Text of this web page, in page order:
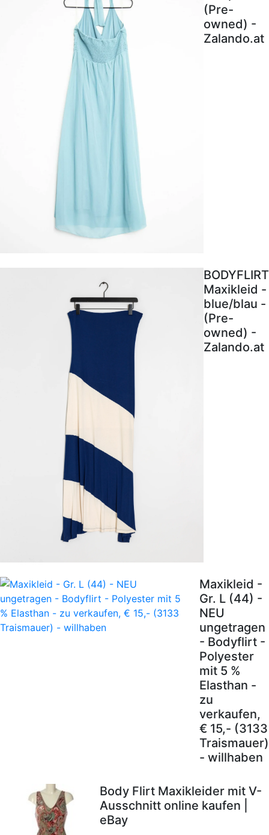
(Pre-
owned) -
Zalando.at
BODYFLIRT
Maxikleid -
blue/blau -
(Pre-
owned) -
Zalando.at
Maxikleid -
Gr. L (44) -
NEU
ungetragen
- Bodyflirt -
Polyester
mit 5 %
Elasthan -
zu
verkaufen,
€ 15,- (3133
Traismauer)
- willhaben
Body Flirt Maxikleider mit V-
Ausschnitt online kaufen |
eBay